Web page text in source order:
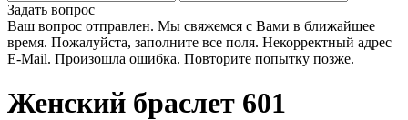
Задать вопрос
Ваш вопрос отправлен. Мы свяжемся с Вами в ближайшее
время. Пожалуйста, заполните все поля. Некорректный адрес
E-Mail. Произошла ошибка. Повторите попытку позже.
Женский браслет 601